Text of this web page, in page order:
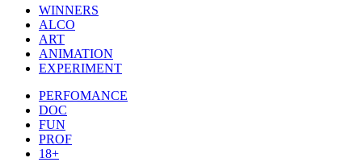
WINNERS
ALCO
ART
ANIMATION
EXPERIMENT
PERFOMANCE
DOC
FUN
PROF
18+